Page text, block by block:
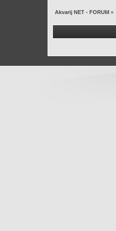
Akvarij NET - FORUM »